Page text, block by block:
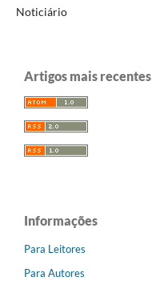
Noticiário
Artigos mais recentes
Informações
Para Leitores
Para Autores